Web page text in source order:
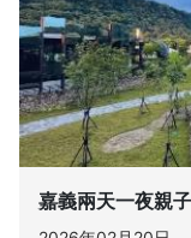
嘉義兩天一夜親